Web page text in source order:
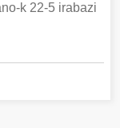
k 22-5 irabazi